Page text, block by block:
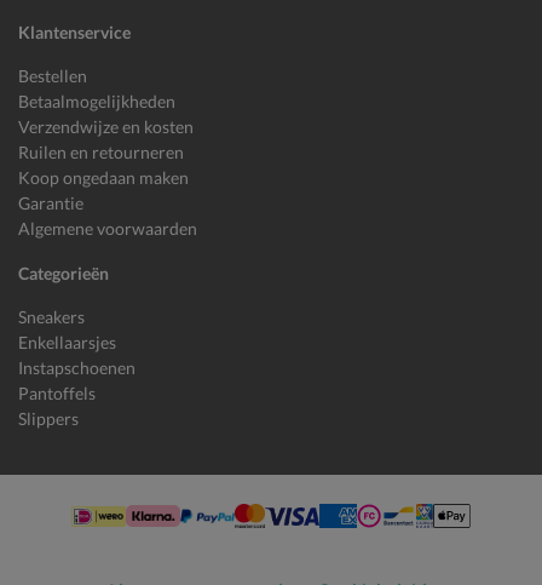
Klantenservice
Bestellen
Betaalmogelijkheden
Verzendwijze en kosten
Ruilen en retourneren
Koop ongedaan maken
Garantie
Algemene voorwaarden
Categorieën
Sneakers
Enkellaarsjes
Instapschoenen
Pantoffels
Slippers